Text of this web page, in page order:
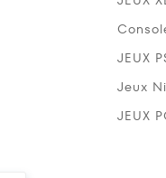
JEUX
Jeux
JEUX